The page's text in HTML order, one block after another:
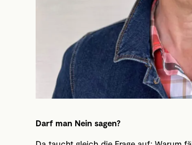
Darf man Nein sagen?